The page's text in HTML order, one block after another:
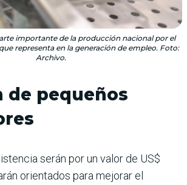
importante de la producción nacional por el
representa en la generación de empleo. Foto:
Archivo.
de pequeños
serán por un valor de US$
orientados para mejorar el